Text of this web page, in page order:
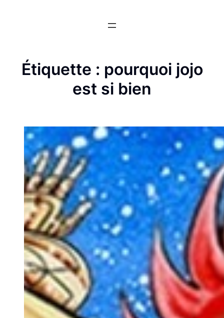
Étiquette : pourquoi jojo
est si bien